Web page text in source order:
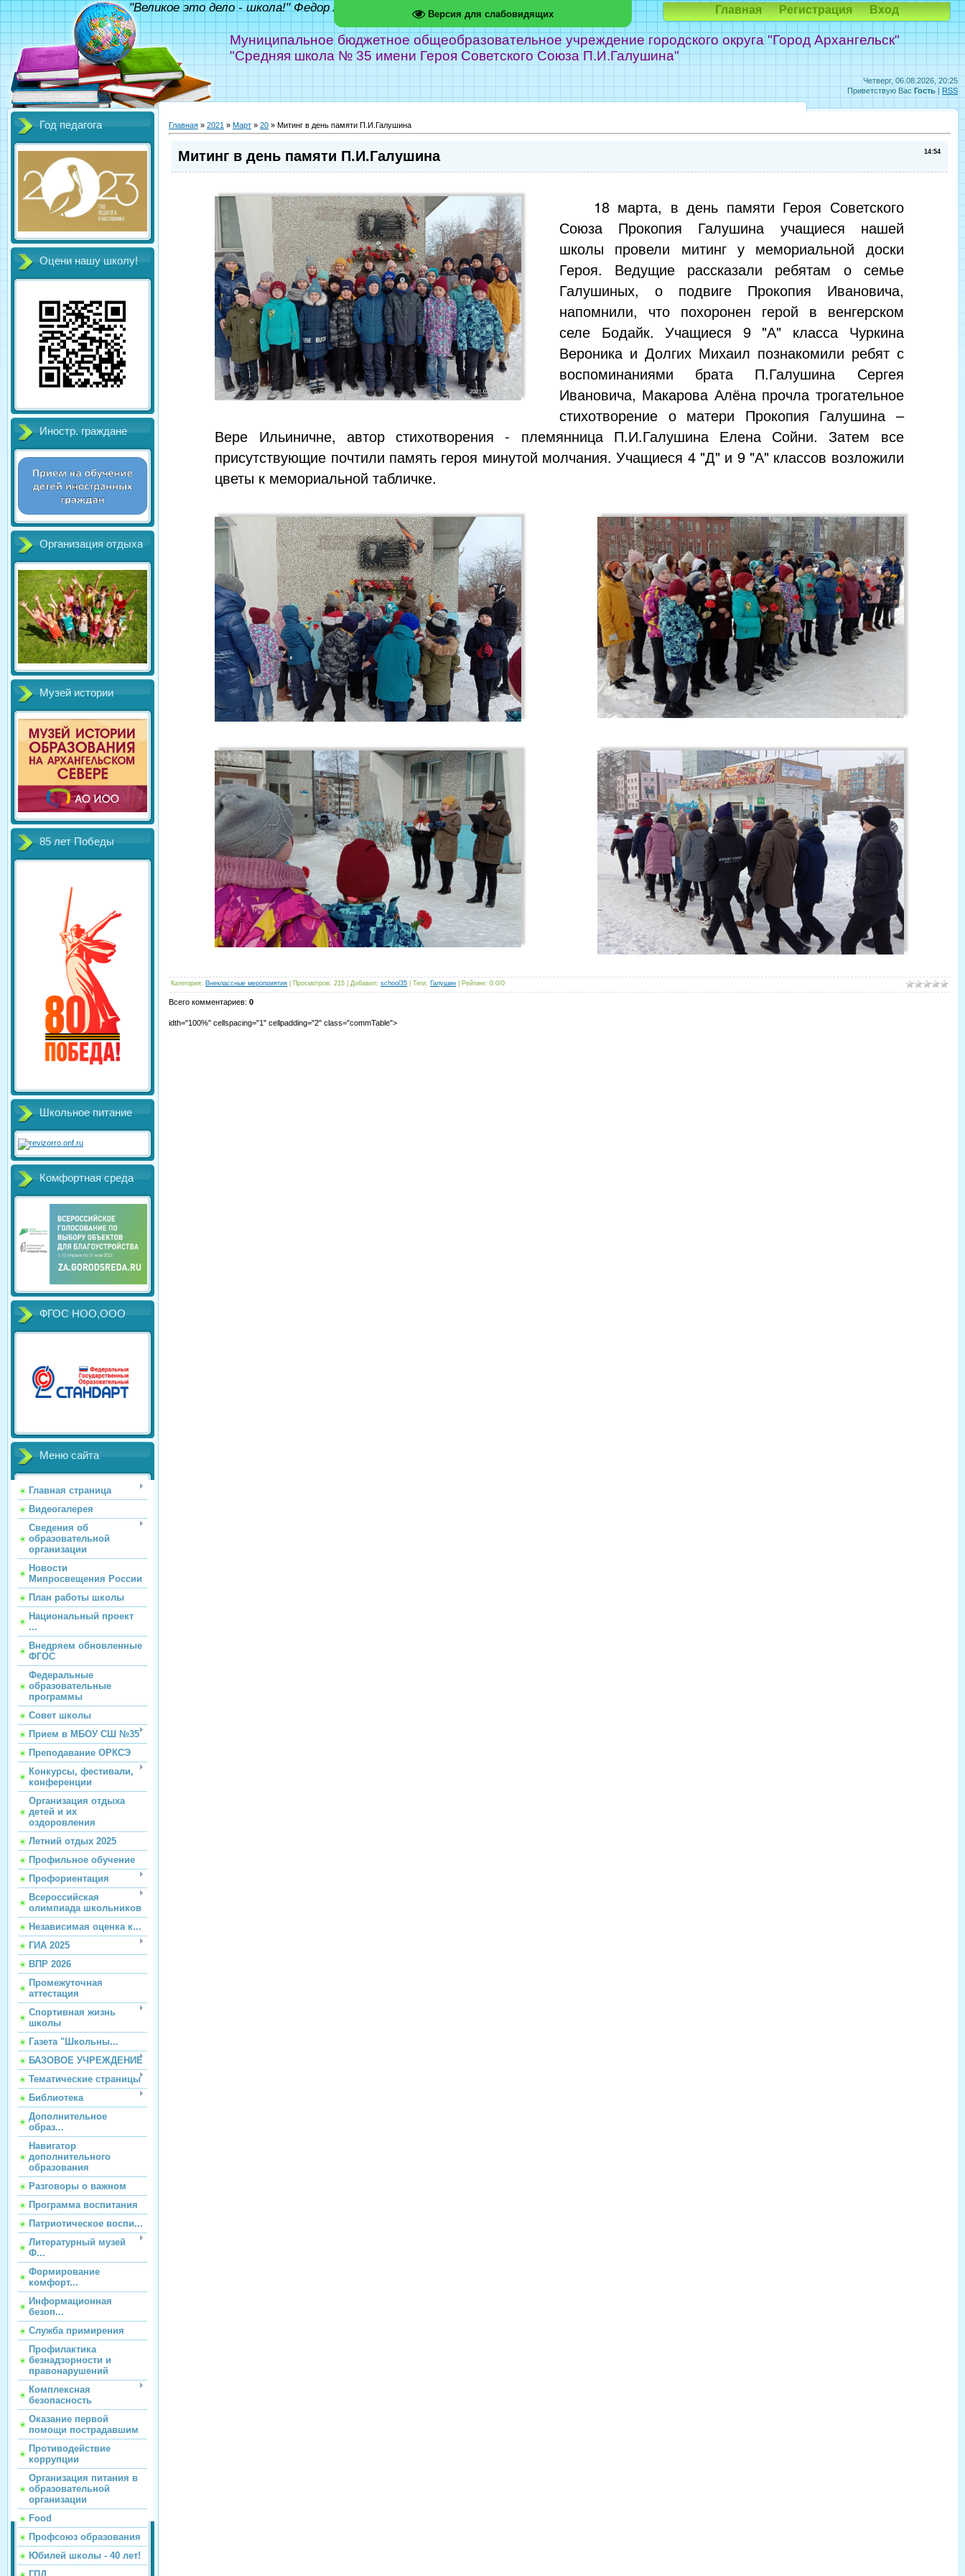
Версия для слабовидящих
Четверг, 06.08.2026, 20:25
Приветствую Вас Гость | RSS
Муниципальное бюджетное общеобразовательное учреждение городского округа "Город Архангельск"
"Средняя школа № 35 имени Героя Советского Союза П.И.Галушина"
"Великое это дело - школа!" Федор Абрамов Главная Регистрация Вход
Год педагога
Оцени нашу школу!
Иностр. граждане
Организация отдыха
Музей истории
85 лет Победы
Школьное питание
Комфортная среда
ФГОС НОО,ООО
Меню сайта
Главная страница
Видеогалерея
Сведения об
образовательной
организации
Новости
Мипросвещения России
План работы школы
Национальный проект
...
Внедряем обновленные
ФГОС
Федеральные
образовательные
программы
Совет школы
Прием в МБОУ СШ №35
Преподавание ОРКСЭ
Конкурсы, фестивали,
конференции
Организация отдыха
детей и их
оздоровления
Летний отдых 2025
Профильное обучение
Профориентация
Всероссийская
олимпиада школьников
Независимая оценка к...
ГИА 2025
ВПР 2026
Промежуточная
аттестация
Спортивная жизнь
школы
Газета "Школьны...
БАЗОВОЕ УЧРЕЖДЕНИЕ
Тематические страницы
Библиотека
Дополнительное
образ...
Навигатор
дополнительного
образования
Разговоры о важном
Программа воспитания
Патриотическое воспи...
Литературный музей
Ф...
Формирование
комфорт...
Информационная
безоп...
Служба примирения
Профилактика
безнадзорности и
правонарушений
Комплексная
безопасность
Оказание первой
помощи пострадавшим
Противодействие
коррупции
Организация питания в
образовательной
организации
Food
Профсоюз образования
Юбилей школы - 40 лет!
Главная » 2021 » Март » 20 » Митинг в день памяти П.И.Галушина
14:54
Митинг в день памяти П.И.Галушина
18 марта, в день памяти Героя Советского
Союза Прокопия Галушина учащиеся нашей
школы провели митинг у мемориальной доски
Героя. Ведущие рассказали ребятам о семье
Галушиных, о подвиге Прокопия Ивановича,
напомнили, что похоронен герой в венгерском
селе Бодайк. Учащиеся 9 "А" класса Чуркина
Вероника и Долгих Михаил познакомили ребят с
воспоминаниями брата П.Галушина Сергея
Ивановича, Макарова Алёна прочла трогательное
стихотворение о матери Прокопия Галушина –
Вере Ильиничне, автор стихотворения - племянница П.И.Галушина Елена Сойни. Затем все
присутствующие почтили память героя минутой молчания. Учащиеся 4 "Д" и 9 "А" классов возложили
цветы к мемориальной табличке.
Категория: Внеклассные мероприятия Просмотров: 215 Добавил: school35 Теги: Галушин Рейтинг: 0.0/0
Всего комментариев: 0
idth="100%" cellspacing="1" cellpadding="2" class="commTable">